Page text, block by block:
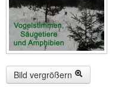
SOFORT
CD-ROM-MP3/DVD-ROM-
DVD-Videos(8)
Bild vergrößern